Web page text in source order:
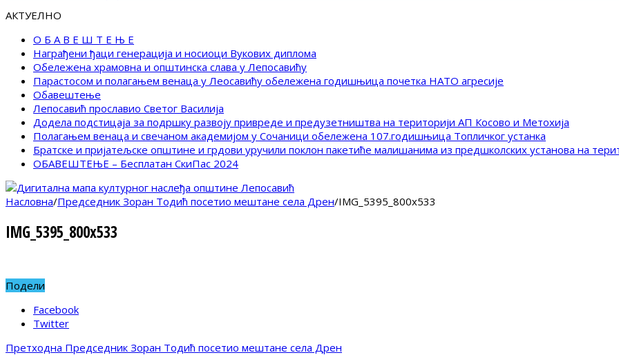
АКТУЕЛНО
О Б А В Е Ш Т Е Њ Е
Награђени ђаци генерација и носиоци Вукових диплома
Обележена храмовна и општинска слава у Лепосавићу
Парастосом и полагањем венаца у Леосавићу обележена годишњица почетка НАТО агресије
Обавештење
Лепосавић прославио Светог Василија
Додела подстицаја за подршку развоју привреде и предузетништва на територији АП Косово и Метохија
Полагањем венаца и свечаном академијом у Сочаници обележена 107.годишњица Топличког устанка
Братске и пријатељске општине и грдови уручили поклон пакетиће малишанима из предшколских установа на
ОБАВЕШТЕЊЕ – Бесплатан СкиПас 2024
Насловна/Председник Зоран Тодић посетио мештане села Дрен/IMG_5395_800x533
IMG_5395_800x533
Подели
Facebook
Twitter
Претходна Председник Зоран Тодић посетио мештане села Дрен